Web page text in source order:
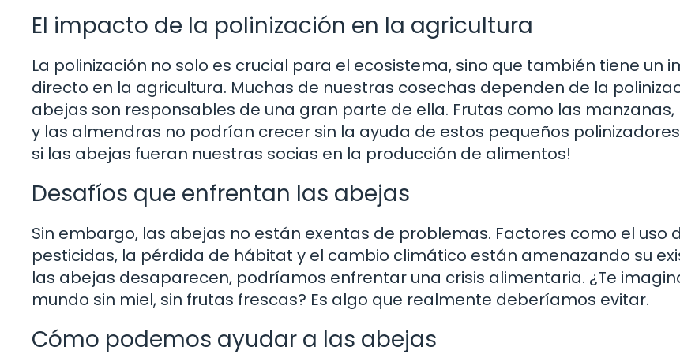
El impacto de la polinización en la agricultura
La polinización no solo es crucial para el ecosistema, sino que también tiene un
directo en la agricultura. Muchas de nuestras cosechas dependen de la
abejas son responsables de una gran parte de ella. Frutas como las manzanas,
y las almendras no podrían crecer sin la ayuda de estos pequeños
si las abejas fueran nuestras socias en la producción de alimentos!
Desafíos que enfrentan las abejas
Sin embargo, las abejas no están exentas de problemas. Factores como el uso
pesticidas, la pérdida de hábitat y el cambio climático están amenazando su
las abejas desaparecen, podríamos enfrentar una crisis alimentaria. ¿Te
mundo sin miel, sin frutas frescas? Es algo que realmente deberíamos evitar.
Cómo podemos ayudar a las abejas